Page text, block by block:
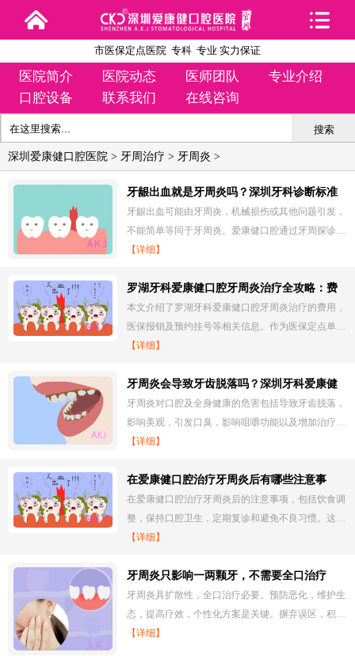
市医保定点医院 专科 专业 实力保证
医院简介 医院动态 医师团队
专业介绍
口腔设备
联系我们 在线咨询
搜索
深圳爱康健口腔医院 > 牙周治疗 > 牙周炎 >
牙龈出血就是牙周炎吗？深圳牙科诊断标准
详解
牙龈出血可能由牙周炎，机械损伤或其他问题引发，
不能简单等同于牙周炎。爱康健口腔通过牙周探诊…
【详细】
罗湖牙科爱康健口腔牙周炎治疗全攻略：费
用、报销、预约
本文介绍了罗湖牙科爱康健口腔牙周炎治疗的费用，
医保报销及预约挂号等相关信息。作为医保定点单…
【详细】
牙周炎会导致牙齿脱落吗？深圳牙科爱康健
口腔解析牙周炎危害！
牙周炎对口腔及全身健康的危害包括导致牙齿脱落，
影响美观，引发口臭，影响咀嚼功能以及增加治疗…
【详细】
在爱康健口腔治疗牙周炎后有哪些注意事
项？
在爱康健口腔治疗牙周炎后的注意事项，包括饮食调
整，保持口腔卫生，定期复诊和避免不良习惯。这…
【详细】
牙周炎只影响一两颗牙，不需要全口治疗
吧？
牙周炎具扩散性，全口治疗必要。预防恶化，维护生
态，提高疗效，个性化方案是关键。摒弃误区，积…
【详细】